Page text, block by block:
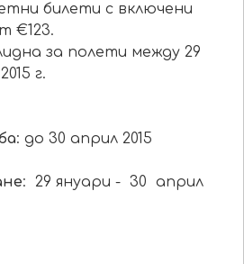
билети с включени
€123.
за полети между 29
г.
: до 30 април 2015
: 29 януари - 30 април